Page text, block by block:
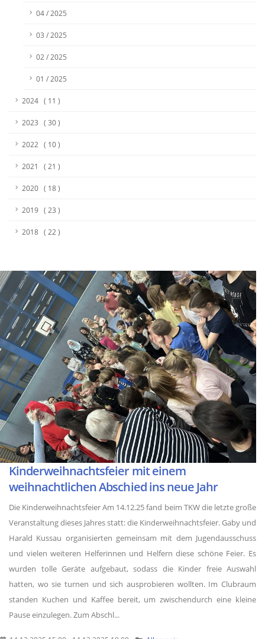
04 / 2025
03 / 2025
02 / 2025
01 / 2025
2024 ( 11 )
2023 ( 30 )
2022 ( 10 )
2021 ( 21 )
2020 ( 18 )
2019 ( 23 )
2018 ( 22 )
Kinderweihnachtsfeier mit einem
weihnachtlichen Abschied ins neue Jahr
Die Kinderweihnachtsfeier Am 14.12.25 fand beim TKW die letzte große
Veranstaltung dieses Jahres statt: die Kinderweihnachtsfeier. Gaby und
Harald Kussau organisierten gemeinsam mit dem Jugendausschuss
und vielen weiteren Helferinnen und Helfern diese schöne Feier. Es
wurden tolle Geräte aufgebaut, sodass die Kinder freie Auswahl
hatten, wo sie turnen und sich ausprobieren wollten. Im Clubraum
standen Kuchen und Kaffee bereit, um zwischendurch eine kleine
Pause einzulegen. Zum Abschl...